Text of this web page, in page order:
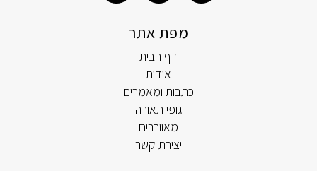
מפת אתר
דף הבית
אודות
כתבות ומאמרים
גופי תאורה
מאווררים
יצירת קשר